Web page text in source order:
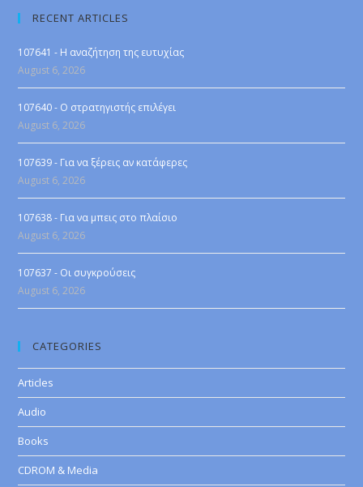
RECENT ARTICLES
107641 - Η αναζήτηση της ευτυχίας
August 6, 2026
107640 - Ο στρατηγιστής επιλέγει
August 6, 2026
107639 - Για να ξέρεις αν κατάφερες
August 6, 2026
107638 - Για να μπεις στο πλαίσιο
August 6, 2026
107637 - Οι συγκρούσεις
August 6, 2026
CATEGORIES
Articles
Audio
Books
CDROM & Media